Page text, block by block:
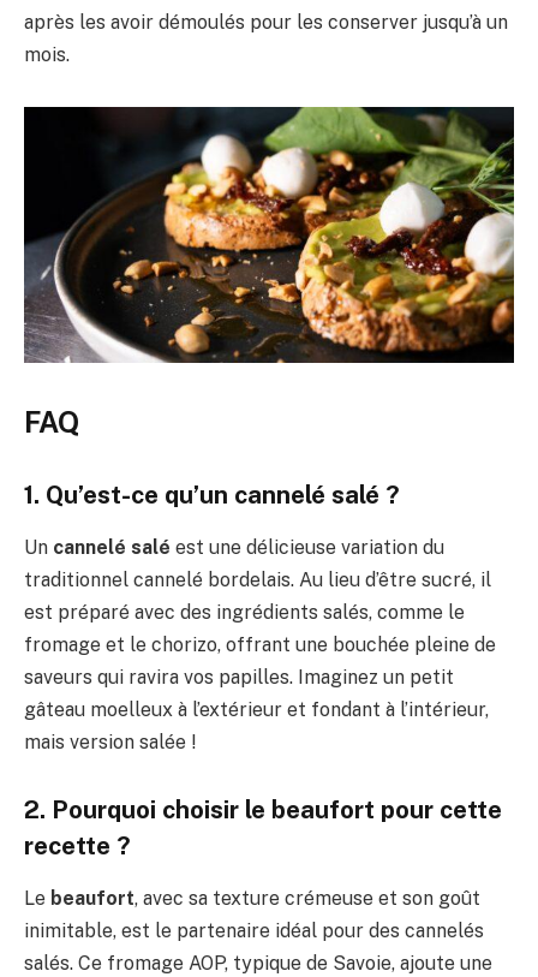
après les avoir démoulés pour les conserver jusqu’à un
mois.
FAQ
1. Qu’est-ce qu’un cannelé salé ?
Un cannelé salé est une délicieuse variation du
traditionnel cannelé bordelais. Au lieu d’être sucré, il
est préparé avec des ingrédients salés, comme le
fromage et le chorizo, offrant une bouchée pleine de
saveurs qui ravira vos papilles. Imaginez un petit
gâteau moelleux à l’extérieur et fondant à l’intérieur,
mais version salée !
2. Pourquoi choisir le beaufort pour cette
recette ?
Le beaufort, avec sa texture crémeuse et son goût
inimitable, est le partenaire idéal pour des cannelés
salés. Ce fromage AOP, typique de Savoie, ajoute une